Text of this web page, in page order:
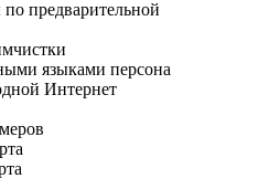
предварительной
языками персона
Интернет